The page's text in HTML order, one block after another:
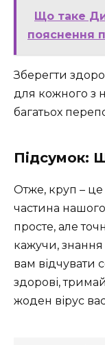
Що таке
пояснення
Зберегти
для кожного з
багатьох
Підсумок:
Отже, круп – це
частина
просте, але
кажучи,
вам відчувати
здорові,
жоден вірус